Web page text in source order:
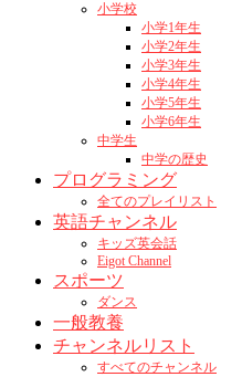
小学校
小学1年生
小学2年生
小学3年生
小学4年生
小学5年生
小学6年生
中学生
中学の歴史
プログラミング
全てのプレイリスト
英語チャンネル
キッズ英会話
Eigot Channel
スポーツ
ダンス
一般教養
チャンネルリスト
すべてのチャンネル